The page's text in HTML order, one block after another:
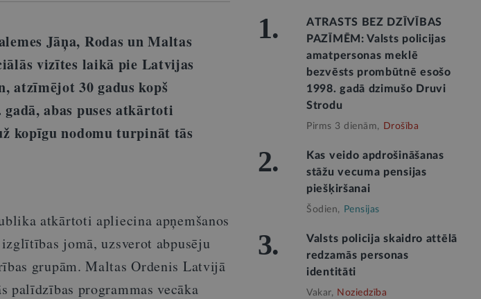
Jāņa, Rodas un Maltas
vizītes laikā pie Latvijas
atzīmējot 30 gadus kopš
abas puses atkārtoti
kopīgu nodomu turpināt tās
atkārtoti apliecina apņemšanos
jomā, uzsverot abpusēju
grupām. Maltas Ordenis Latvijā
palīdzības programmas vecāka
1.
ATRASTS BEZ DZĪVĪBAS
PAZĪMĒM: Valsts policijas
amatpersonas meklē
bezvēsts prombūtnē esošo
1998. gadā dzimušo Druvi
Strodu
Pirms 3 dienām, Drošība
2.
Kas veido apdrošināšanas
stāžu vecuma pensijas
piešķiršanai
Šodien, Pensijas
3.
Valsts policija skaidro attēlā
redzamās personas
identitāti
Vakar, Noziedzība